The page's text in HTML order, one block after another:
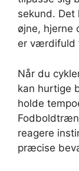
sekund.
øjne, hjerne
er værdifuld
Når du
kan hurtige
holde
reagere
præcise